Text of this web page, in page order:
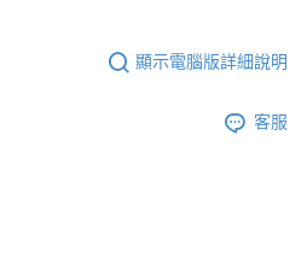
顯示電腦版詳細說明
客服